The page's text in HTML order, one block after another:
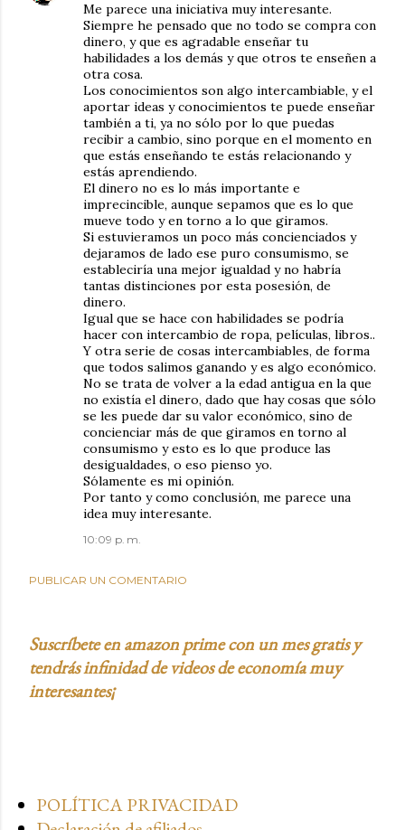
Me parece una iniciativa muy interesante.
Siempre he pensado que no todo se compra con
dinero, y que es agradable enseñar tu
habilidades a los demás y que otros te enseñen a
otra cosa.
Los conocimientos son algo intercambiable, y el
aportar ideas y conocimientos te puede enseñar
también a ti, ya no sólo por lo que puedas
recibir a cambio, sino porque en el momento en
que estás enseñando te estás relacionando y
estás aprendiendo.
El dinero no es lo más importante e
imprecincible, aunque sepamos que es lo que
mueve todo y en torno a lo que giramos.
Si estuvieramos un poco más concienciados y
dejaramos de lado ese puro consumismo, se
estableciría una mejor igualdad y no habría
tantas distinciones por esta posesión, de
dinero.
Igual que se hace con habilidades se podría
hacer con intercambio de ropa, películas, libros..
Y otra serie de cosas intercambiables, de forma
que todos salimos ganando y es algo económico.
No se trata de volver a la edad antigua en la que
no existía el dinero, dado que hay cosas que sólo
se les puede dar su valor económico, sino de
concienciar más de que giramos en torno al
consumismo y esto es lo que produce las
desigualdades, o eso pienso yo.
Sólamente es mi opinión.
Por tanto y como conclusión, me parece una
idea muy interesante.
10:09 p. m.
PUBLICAR UN COMENTARIO
Suscríbete en amazon prime con un mes gratis y
tendrás infinidad de videos de economía muy
interesantes¡
POLÍTICA PRIVACIDAD